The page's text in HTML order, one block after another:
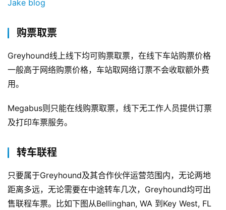
购票取票
Greyhound线上线下均可购票取票，在线下车站购票价格
一般高于网络购票价格，车站取网络订票不会收取额外费
用。
Megabus则只能在线购票取票，线下无工作人员提供订票
及打印车票服务。
转车联程
只要属于Greyhound及其合作伙伴运营范围内，无论两地
距离多远，无论需要在中途转车几次，Greyhound均可出
售联程车票。比如下图从Bellinghan, WA 到Key West, FL